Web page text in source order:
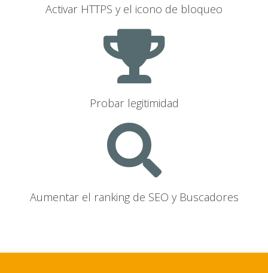
Activar HTTPS y el icono de bloqueo
Probar legitimidad
Aumentar el ranking de SEO y Buscadores